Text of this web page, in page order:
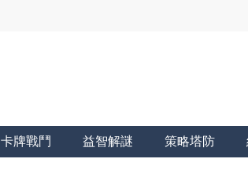
卡牌戰鬥 益智解謎 策略塔防